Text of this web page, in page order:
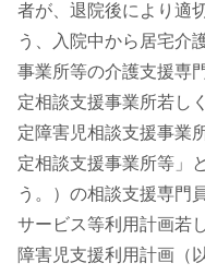
者が、退院後により適
う、入院中から居宅介
事業所等の介護支援専
定相談支援事業所若し
定障害児相談支援事業
定相談支援事業所等」
う。）の相談支援専門
サービス等利用計画若
障害児支援利用計画（